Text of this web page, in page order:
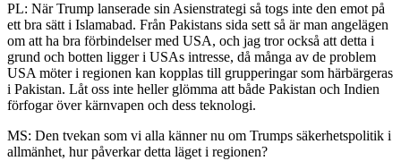
PL: När Trump lanserade sin Asienstrategi så togs inte den emot på
ett bra sätt i Islamabad. Från Pakistans sida sett så är man angelägen
om att ha bra förbindelser med USA, och jag tror också att detta i
grund och botten ligger i USAs intresse, då många av de problem
USA möter i regionen kan kopplas till grupperingar som härbärgeras
i Pakistan. Låt oss inte heller glömma att både Pakistan och Indien
förfogar över kärnvapen och dess teknologi.
MS: Den tvekan som vi alla känner nu om Trumps säkerhetspolitik i
allmänhet, hur påverkar detta läget i regionen?